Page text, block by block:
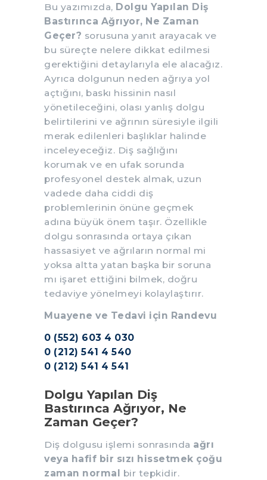
Bu yazımızda, Dolgu Yapılan Diş
Bastırınca Ağrıyor, Ne Zaman
Geçer? sorusuna yanıt arayacak ve
bu süreçte nelere dikkat edilmesi
gerektiğini detaylarıyla ele alacağız.
Ayrıca dolgunun neden ağrıya yol
açtığını, baskı hissinin nasıl
yönetileceğini, olası yanlış dolgu
belirtilerini ve ağrının süresiyle ilgili
merak edilenleri başlıklar halinde
inceleyeceğiz. Diş sağlığını
korumak ve en ufak sorunda
profesyonel destek almak, uzun
vadede daha ciddi diş
problemlerinin önüne geçmek
adına büyük önem taşır. Özellikle
dolgu sonrasında ortaya çıkan
hassasiyet ve ağrıların normal mi
yoksa altta yatan başka bir soruna
mı işaret ettiğini bilmek, doğru
tedaviye yönelmeyi kolaylaştırır.
Muayene ve Tedavi için Randevu
0 (552) 603 4 030
0 (212) 541 4 540
0 (212) 541 4 541
Dolgu Yapılan Diş
Bastırınca Ağrıyor, Ne
Zaman Geçer?
Diş dolgusu işlemi sonrasında ağrı
veya hafif bir sızı hissetmek çoğu
zaman normal bir tepkidir.